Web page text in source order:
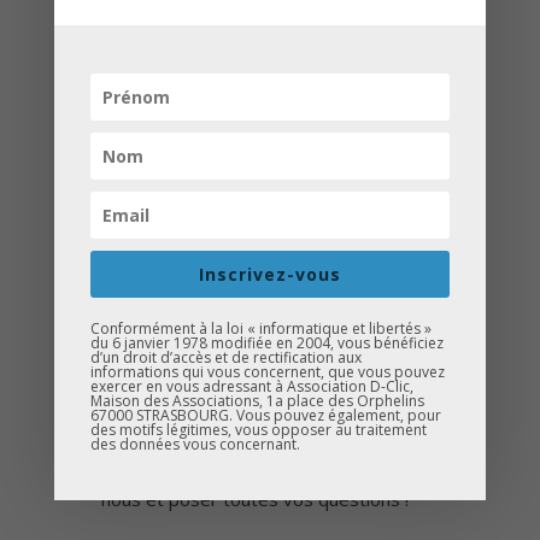
janvier :
4 et 18 mars- 14h à 17h à la Maison
11 et 25 mars – 14h à 17h la
permanence se tiendra au local du
Grim’z.
nous et poser toutes vos questions !
Inscrivez-vous
Conformément à la loi « informatique et libertés »
du 6 janvier 1978 modifiée en 2004, vous bénéficiez
d’un droit d’accès et de rectification aux
informations qui vous concernent, que vous pouvez
exercer en vous adressant à Association D-Clic,
Maison des Associations, 1a place des Orphelins
67000 STRASBOURG. Vous pouvez également, pour
des motifs légitimes, vous opposer au traitement
des données vous concernant.